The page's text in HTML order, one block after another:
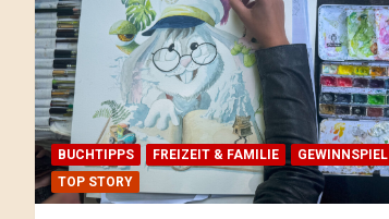
BUCHTIPPS FREIZEIT & FAMILIE
GEWINNSPIEL
TOP STORY